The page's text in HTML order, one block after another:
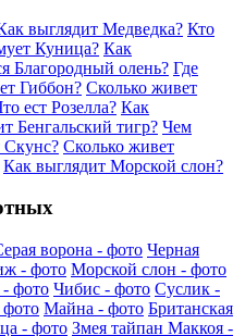
выглядит Медведка? Кто
Куница? Как
Благородный олень? Где
Гиббон? Сколько живет
ест Розелла? Как
Бенгальский тигр? Чем
Скунс? Сколько живет
Как выглядит Морской слон?
ворона - фото Черная
- фото Морской слон - фото
фото Чибис - фото Суслик -
Майна - фото Британская
- фото Змея тайпан Маккоя -